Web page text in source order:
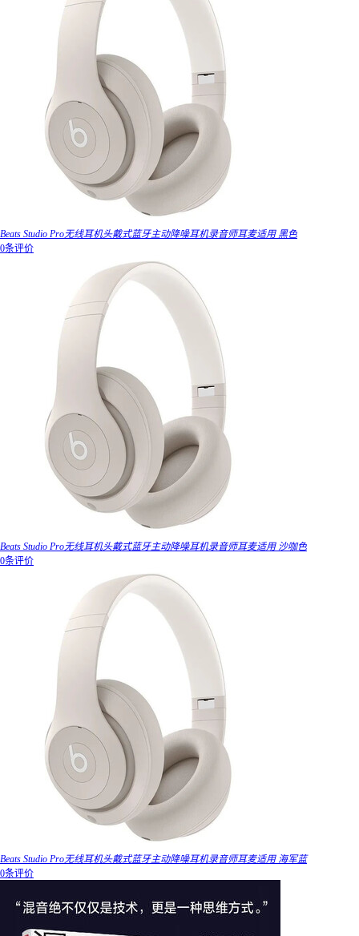
Beats Studio Pro无线耳机头戴式蓝牙主动降噪耳机录音师耳麦适用 黑色
0条评价
Beats Studio Pro无线耳机头戴式蓝牙主动降噪耳机录音师耳麦适用 沙咖色
0条评价
Beats Studio Pro无线耳机头戴式蓝牙主动降噪耳机录音师耳麦适用 海军蓝
0条评价